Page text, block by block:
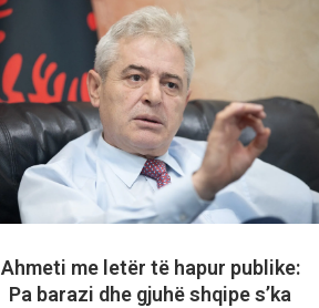
Ahmeti me letër të hapur publike:
Pa barazi dhe gjuhë shqipe s’ka